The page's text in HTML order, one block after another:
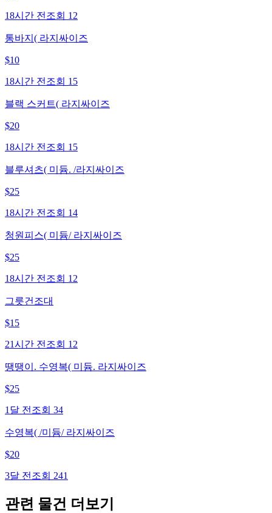
18시간 전 조회 12
통바지( 라지싸이즈
$10
18시간 전 조회 15
블랙 스커트( 라지싸이즈
$20
18시간 전 조회 15
블루셔츠( 미듐. /라지싸이즈
$25
18시간 전 조회 14
청원피스( 미듐/ 라지싸이즈
$25
18시간 전 조회 12
그릇건조대
$15
21시간 전 조회 12
땡땡이. 수영복( 미듐. 라지싸이즈
$25
1달 전 조회 34
수영복( /미듐/ 라지싸이즈
$20
3달 전 조회 241
관련 물건 더보기